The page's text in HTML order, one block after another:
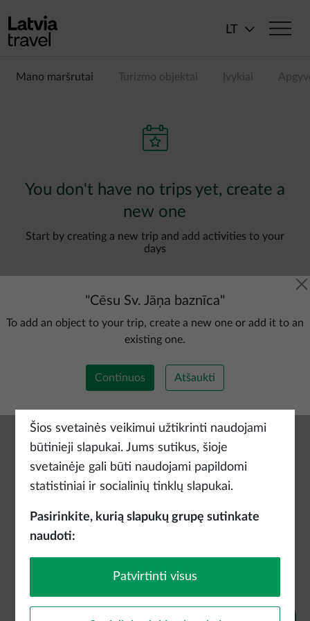
LT
Mano maršrutai Turizmo objektai Įvykiai
You don't have no trips yet, create a
new one
Start by creating a new trip and add activities to your
days
Pridėti naują maršrutą
"Cēsu Sv. Jāņa baznīca"
To add an object to your trip, create a new one or add it to an
existing one.
Continuos Atšaukti
Šios svetainės veikimui užtikrinti naudojami
būtinieji slapukai. Jums sutikus, šioje
svetainėje gali būti naudojami papildomi
statistiniai ir socialinių tinklų slapukai.
Pasirinkite, kurią slapukų grupę sutinkate
naudoti:
Patvirtinti visus